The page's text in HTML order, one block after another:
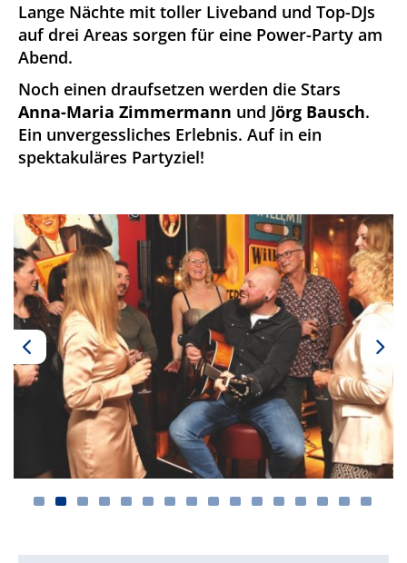
Lange Nächte mit toller Liveband und Top-DJs
auf drei Areas sorgen für eine Power-Party am
Abend.
Noch einen draufsetzen werden die Stars
Anna-Maria Zimmermann und Jörg Bausch.
Ein unvergessliches Erlebnis. Auf in ein
spektakuläres Partyziel!